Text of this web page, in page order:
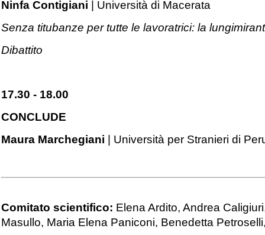
Ninfa Contigiani | Università di Macerata
Senza titubanze per tutte le lavoratrici: la
Dibattito
17.30 - 18.00
CONCLUDE
Maura Marchegiani
| Università per Stranieri di
Comitato scientifico: Elena Ardito, Andrea
Masullo, Maria Elena Paniconi, Benedetta